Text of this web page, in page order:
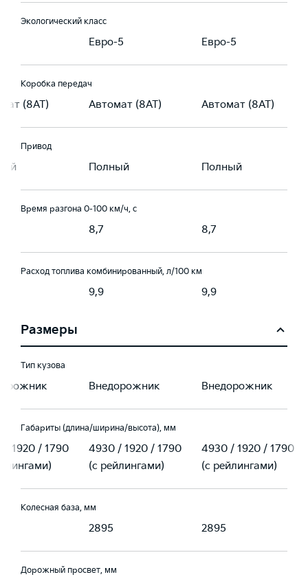
Экологический класс
Евро-5 Евро-5
Коробка передач
(8AT) Автомат (8AT) Автомат (8AT)
Привод
Полный Полный
Время разгона 0-100 км/ч, с
8,7 8,7
Расход топлива комбинированный, л/100 км
9,9 9,9
Размеры
Тип кузова
Внедорожник Внедорожник
Габариты (длина/ширина/высота), мм
/ 1920 / 1790
4930 / 1920 / 1790
(с рейлингами)
4930 / 1920 / 1790
(с рейлингами)
Колесная база, мм
2895 2895
Дорожный просвет, мм